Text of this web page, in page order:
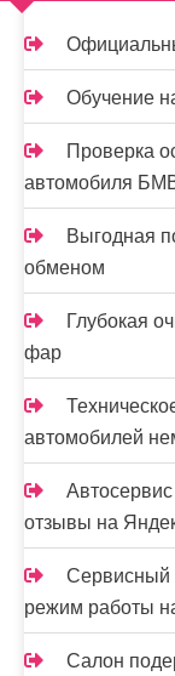
и
с
я
м
Обучение
Проверка
автомобиля
Выгодная
обменом
Глубокая
фар
автомобилей
отзывы на
Сервисный
режим работы
Салон